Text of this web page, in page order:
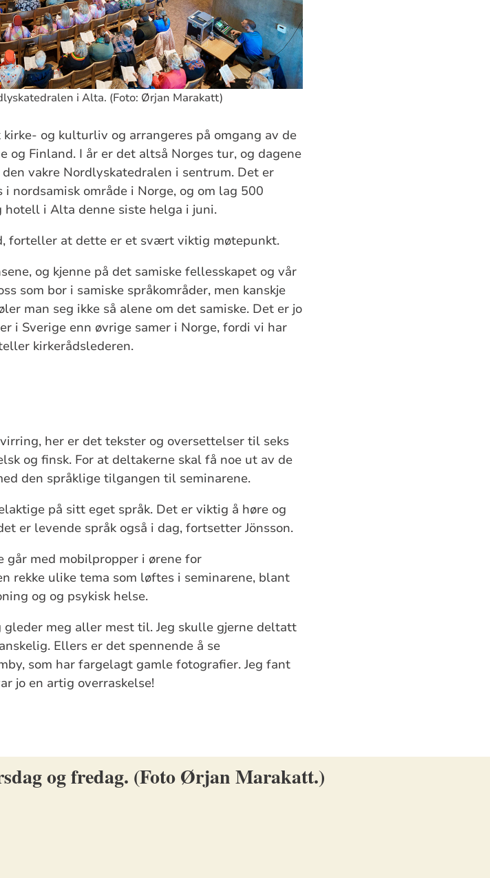
i Alta. (Foto: Ørjan Marakatt)
og kulturliv og arrangeres på omgang av de
og Finland. I år er det altså Norges tur, og dagene
vakre Nordlyskatedralen i sentrum. Det er
nordsamisk område i Norge, og om lag 500
i Alta denne siste helga i juni.
forteller at dette er et svært viktig møtepunkt.
og kjenne på det samiske fellesskapet og vår
som bor i samiske språkområder, men kanskje
man seg ikke så alene om det samiske. Det er jo
i Sverige enn øvrige samer i Norge, fordi vi har
kirkerådslederen.
her er det tekster og oversettelser til seks
og finsk. For at deltakerne skal få noe ut av de
den språklige tilgangen til seminarene.
på sitt eget språk. Det er viktig å høre og
er levende språk også i dag, fortsetter Jönsson.
går med mobilpropper i ørene for
rekke ulike tema som løftes i seminarene, blant
og og psykisk helse.
gleder meg aller mest til. Jeg skulle gjerne deltatt
Ellers er det spennende å se
som har fargelagt gamle fotografier. Jeg fant
jo en artig overraskelse!
og fredag. (Foto Ørjan Marakatt.)